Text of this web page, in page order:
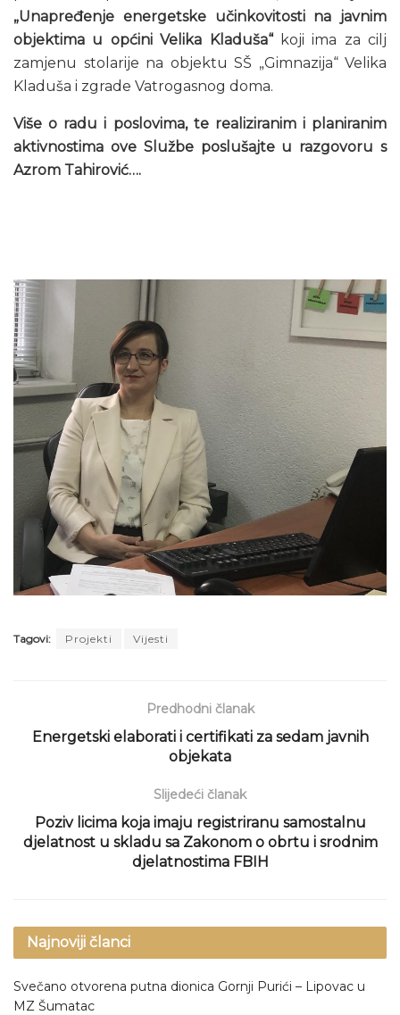
„Unapređenje energetske učinkovitosti na javnim
objektima u općini Velika Kladuša“ koji ima za cilj
zamjenu stolarije na objektu SŠ „Gimnazija“ Velika
Kladuša i zgrade Vatrogasnog doma.
Više o radu i poslovima, te realiziranim i planiranim
aktivnostima ove Službe poslušajte u razgovoru s
Azrom Tahirović….
Tagovi: Projekti Vijesti
Predhodni članak
Energetski elaborati i certifikati za sedam javnih
objekata
Slijedeći članak
Poziv licima koja imaju registriranu samostalnu
djelatnost u skladu sa Zakonom o obrtu i srodnim
djelatnostima FBIH
Najnoviji članci
Svečano otvorena putna dionica Gornji Purići – Lipovac u
MZ Šumatac